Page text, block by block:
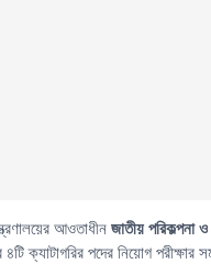
আওতাধীন জাতীয় পরিকল্পনা
ক্যাটাগরির পদের নিয়োগ পরীক্ষার